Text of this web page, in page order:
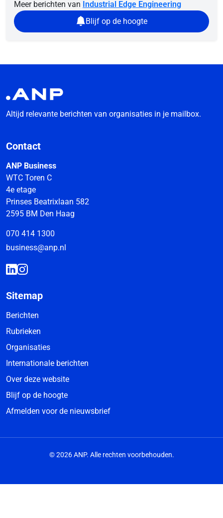
Meer berichten van Industrial Edge Engineering
Blijf op de hoogte
Altijd relevante berichten van organisaties in je mailbox.
Contact
ANP Business
WTC Toren C
4e etage
Prinses Beatrixlaan 582
2595 BM Den Haag
070 414 1300
business@anp.nl
Sitemap
Berichten
Rubrieken
Organisaties
Internationale berichten
Over deze website
Blijf op de hoogte
Afmelden voor de nieuwsbrief
© 2026 ANP. Alle rechten voorbehouden.